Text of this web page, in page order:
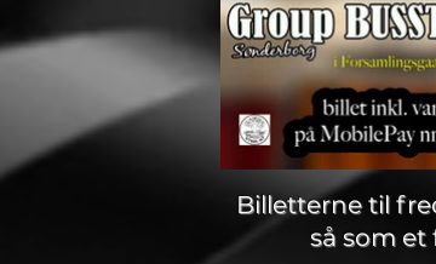
Billetterne til
så som